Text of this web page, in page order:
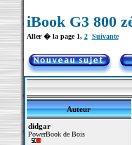
iBook G3 800
Aller � la page 1, 2 Suivante
Auteur
didgar
PowerBook de Bois